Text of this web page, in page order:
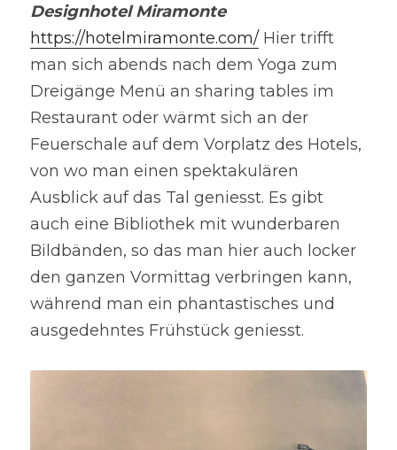
Designhotel Miramonte
https://hotelmiramonte.com/ Hier trifft
man sich abends nach dem Yoga zum
Dreigänge Menü an sharing tables im
Restaurant oder wärmt sich an der
Feuerschale auf dem Vorplatz des Hotels,
von wo man einen spektakulären
Ausblick auf das Tal geniesst. Es gibt
auch eine Bibliothek mit wunderbaren
Bildbänden, so das man hier auch locker
den ganzen Vormittag verbringen kann,
während man ein phantastisches und
ausgedehntes Frühstück geniesst.